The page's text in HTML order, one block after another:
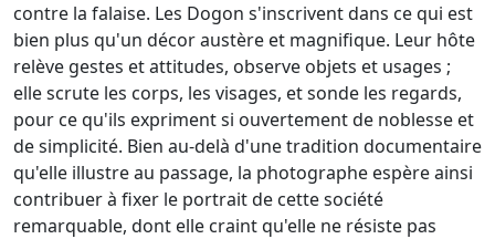
contre la falaise. Les Dogon s'inscrivent dans ce qui est
bien plus qu'un décor austère et magnifique. Leur hôte
relève gestes et attitudes, observe objets et usages ;
elle scrute les corps, les visages, et sonde les regards,
pour ce qu'ils expriment si ouvertement de noblesse et
de simplicité. Bien au-delà d'une tradition documentaire
qu'elle illustre au passage, la photographe espère ainsi
contribuer à fixer le portrait de cette société
remarquable, dont elle craint qu'elle ne résiste pas